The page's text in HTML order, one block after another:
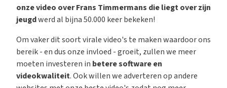
onze video over Frans Timmermans die liegt over zijn
jeugdwerd al bijna 50.000 keer bekeken!
Om vaker dit soort virale video's te maken waardoor ons
bereik - en dus onze invloed - groeit, zullen we meer
moeten investeren in betere software en
videokwaliteit. Ook willen we adverteren op andere